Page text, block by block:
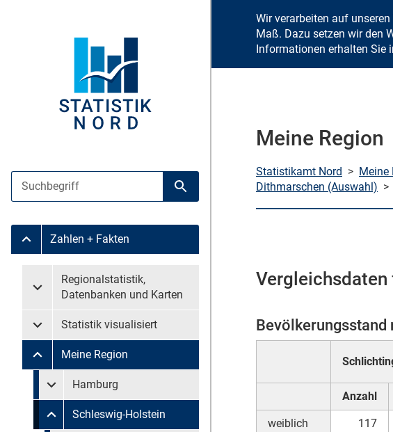
Suche
Suche starten
Untermenü Zahlen + Fakten
Zahlen + Fakten
Untermenü überspringen
Untermenü Regionalstatistik, Datenbanken und Karten
Regionalstatistik,
Datenbanken und Karten
Untermenü Statistik visualisiert
Statistik visualisiert
Untermenü Meine Region
Meine Region
Untermenü überspringen
Untermenü Meine Region Hamburg
Hamburg
Untermenü Meine Region Schleswig-Holstein
Schleswig-Holstein
Wir verarbeiten auf
Maß. Dazu setzen wir den
Informationen erhalten Sie
Meine Region
Statistikamt Nord > Meine
Dithmarschen (Auswahl) >
Anzahl
weiblich 117